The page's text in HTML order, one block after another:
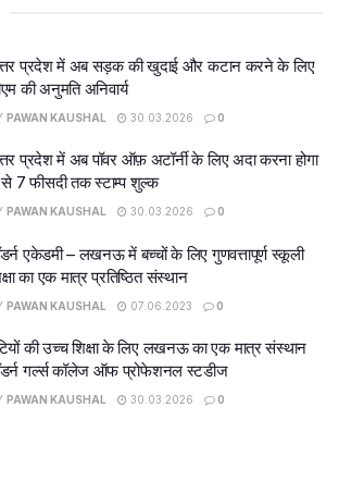
प्रदेश में अब सड़क की खुदाई और कटान करने के लिए
की अनुमति अनिवार्य
PAWAN KAUSHAL 30.03.2026 0
प्रदेश में अब पॉवर ऑफ़ अटॉर्नी के लिए अदा करना होगा
7 फीसदी तक स्टाम्प शुल्क
PAWAN KAUSHAL 30.03.2026 0
एकेडमी – लखनऊ में बच्चों के लिए गुणवत्तापूर्ण स्कूली
का एक मात्र प्रतिष्ठित संस्थान
PAWAN KAUSHAL 07.06.2023 0
की उच्च शिक्षा के लिए लखनऊ का एक मात्र संस्थान
गर्ल्स कॉलेज ऑफ प्रोफेशनल स्टडीज
PAWAN KAUSHAL 30.03.2026 0